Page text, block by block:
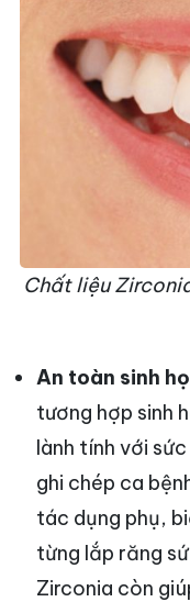
Chất liệu
An toàn sinh
tương hợp sinh
lành tính với
ghi chép ca
tác dụng phụ,
từng lắp răng
Zirconia còn